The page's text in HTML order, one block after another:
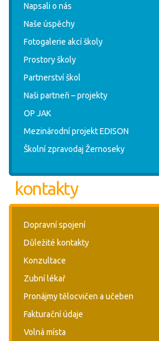
Napsali o nás
Naše úspěchy
Fotogalerie akcí školy
Prostory školy
Partnerství škol
Naši partneři – projekty
OP JAK
Mezinárodní projekt EDISON
Školní zpravodaj Žernoseky
kontakty
Dopravní spojení
Důležité kontakty
Konzultace
Zubní lékař
Pronájmy tělocvičen a učeben
Fakturační údaje
Volná místa